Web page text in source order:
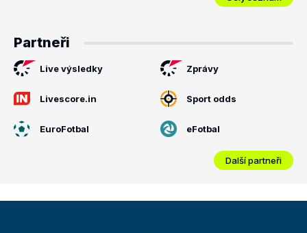
Partneři
Live výsledky Zprávy
Livescore.in Sport odds
EuroFotbal eFotbal
Další partneři